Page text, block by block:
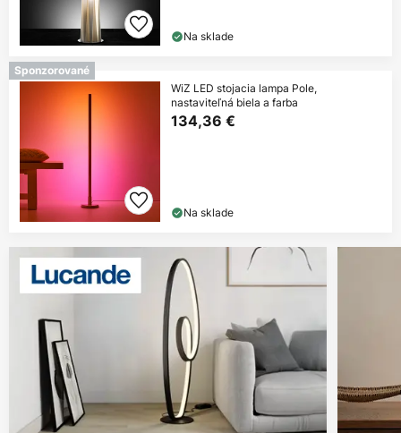
Na sklade
Sponzorované
WiZ LED stojacia lampa Pole,
nastaviteľná biela a farba
134,36 €
Na sklade